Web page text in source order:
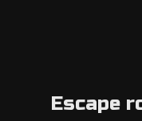
Escape